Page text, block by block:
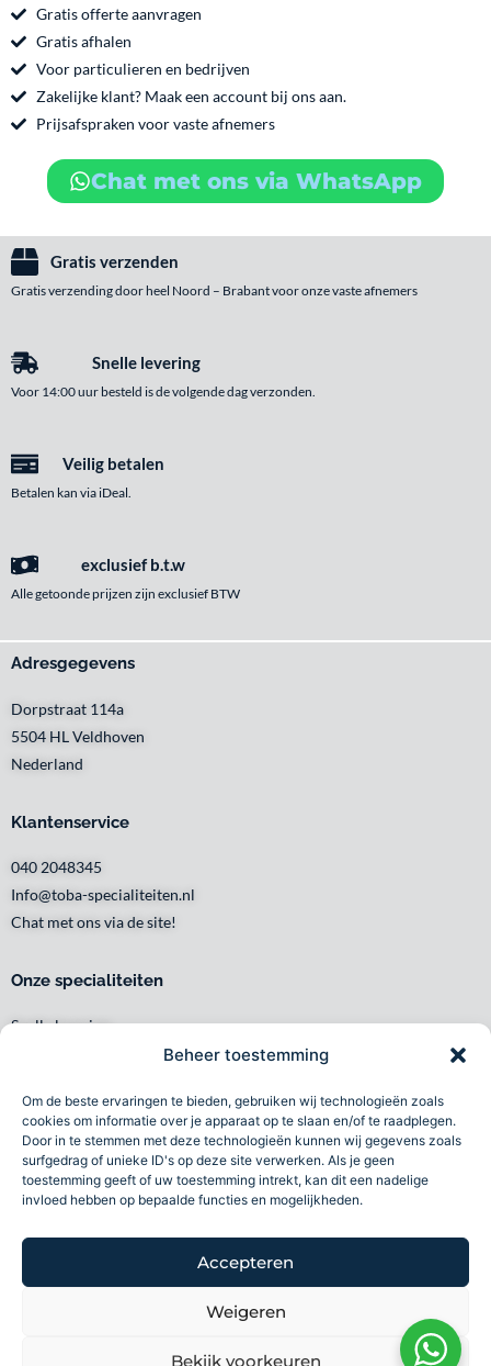
Beheer toestemming
Om de beste ervaringen te bieden, gebruiken wij technologieën zoals
cookies om informatie over je apparaat op te slaan en/of te raadplegen.
Door in te stemmen met deze technologieën kunnen wij gegevens zoals
surfgedrag of unieke ID's op deze site verwerken. Als je geen
toestemming geeft of uw toestemming intrekt, kan dit een nadelige
invloed hebben op bepaalde functies en mogelijkheden.
Accepteren
Weigeren
Bekijk voorkeuren
aantal
e
b
o
o
k
t
a
g
r
a
m
Gratis offerte aanvragen
Gratis afhalen
Voor particulieren en bedrijven
Zakelijke klant? Maak een account bij ons aan.
Prijsafspraken voor vaste afnemers
Chat met ons via WhatsApp
Gratis verzenden
Gratis verzending door heel Noord – Brabant voor onze vaste afnemers
Snelle levering
Voor 14:00 uur besteld is de volgende dag verzonden.
Veilig betalen
Betalen kan via iDeal.
exclusief b.t.w
Alle getoonde prijzen zijn exclusief BTW
Adresgegevens
Dorpstraat 114a
5504 HL Veldhoven
Nederland
Klantenservice
040 2048345
Info@toba-specialiteiten.nl
Chat met ons via de site!
Onze specialiteiten
Snelle levering
Waar en wanneer u het wilt
Persoonlijk en lokaal
Duurzaam
Betrouwbaar
Volg ons
a
n
i